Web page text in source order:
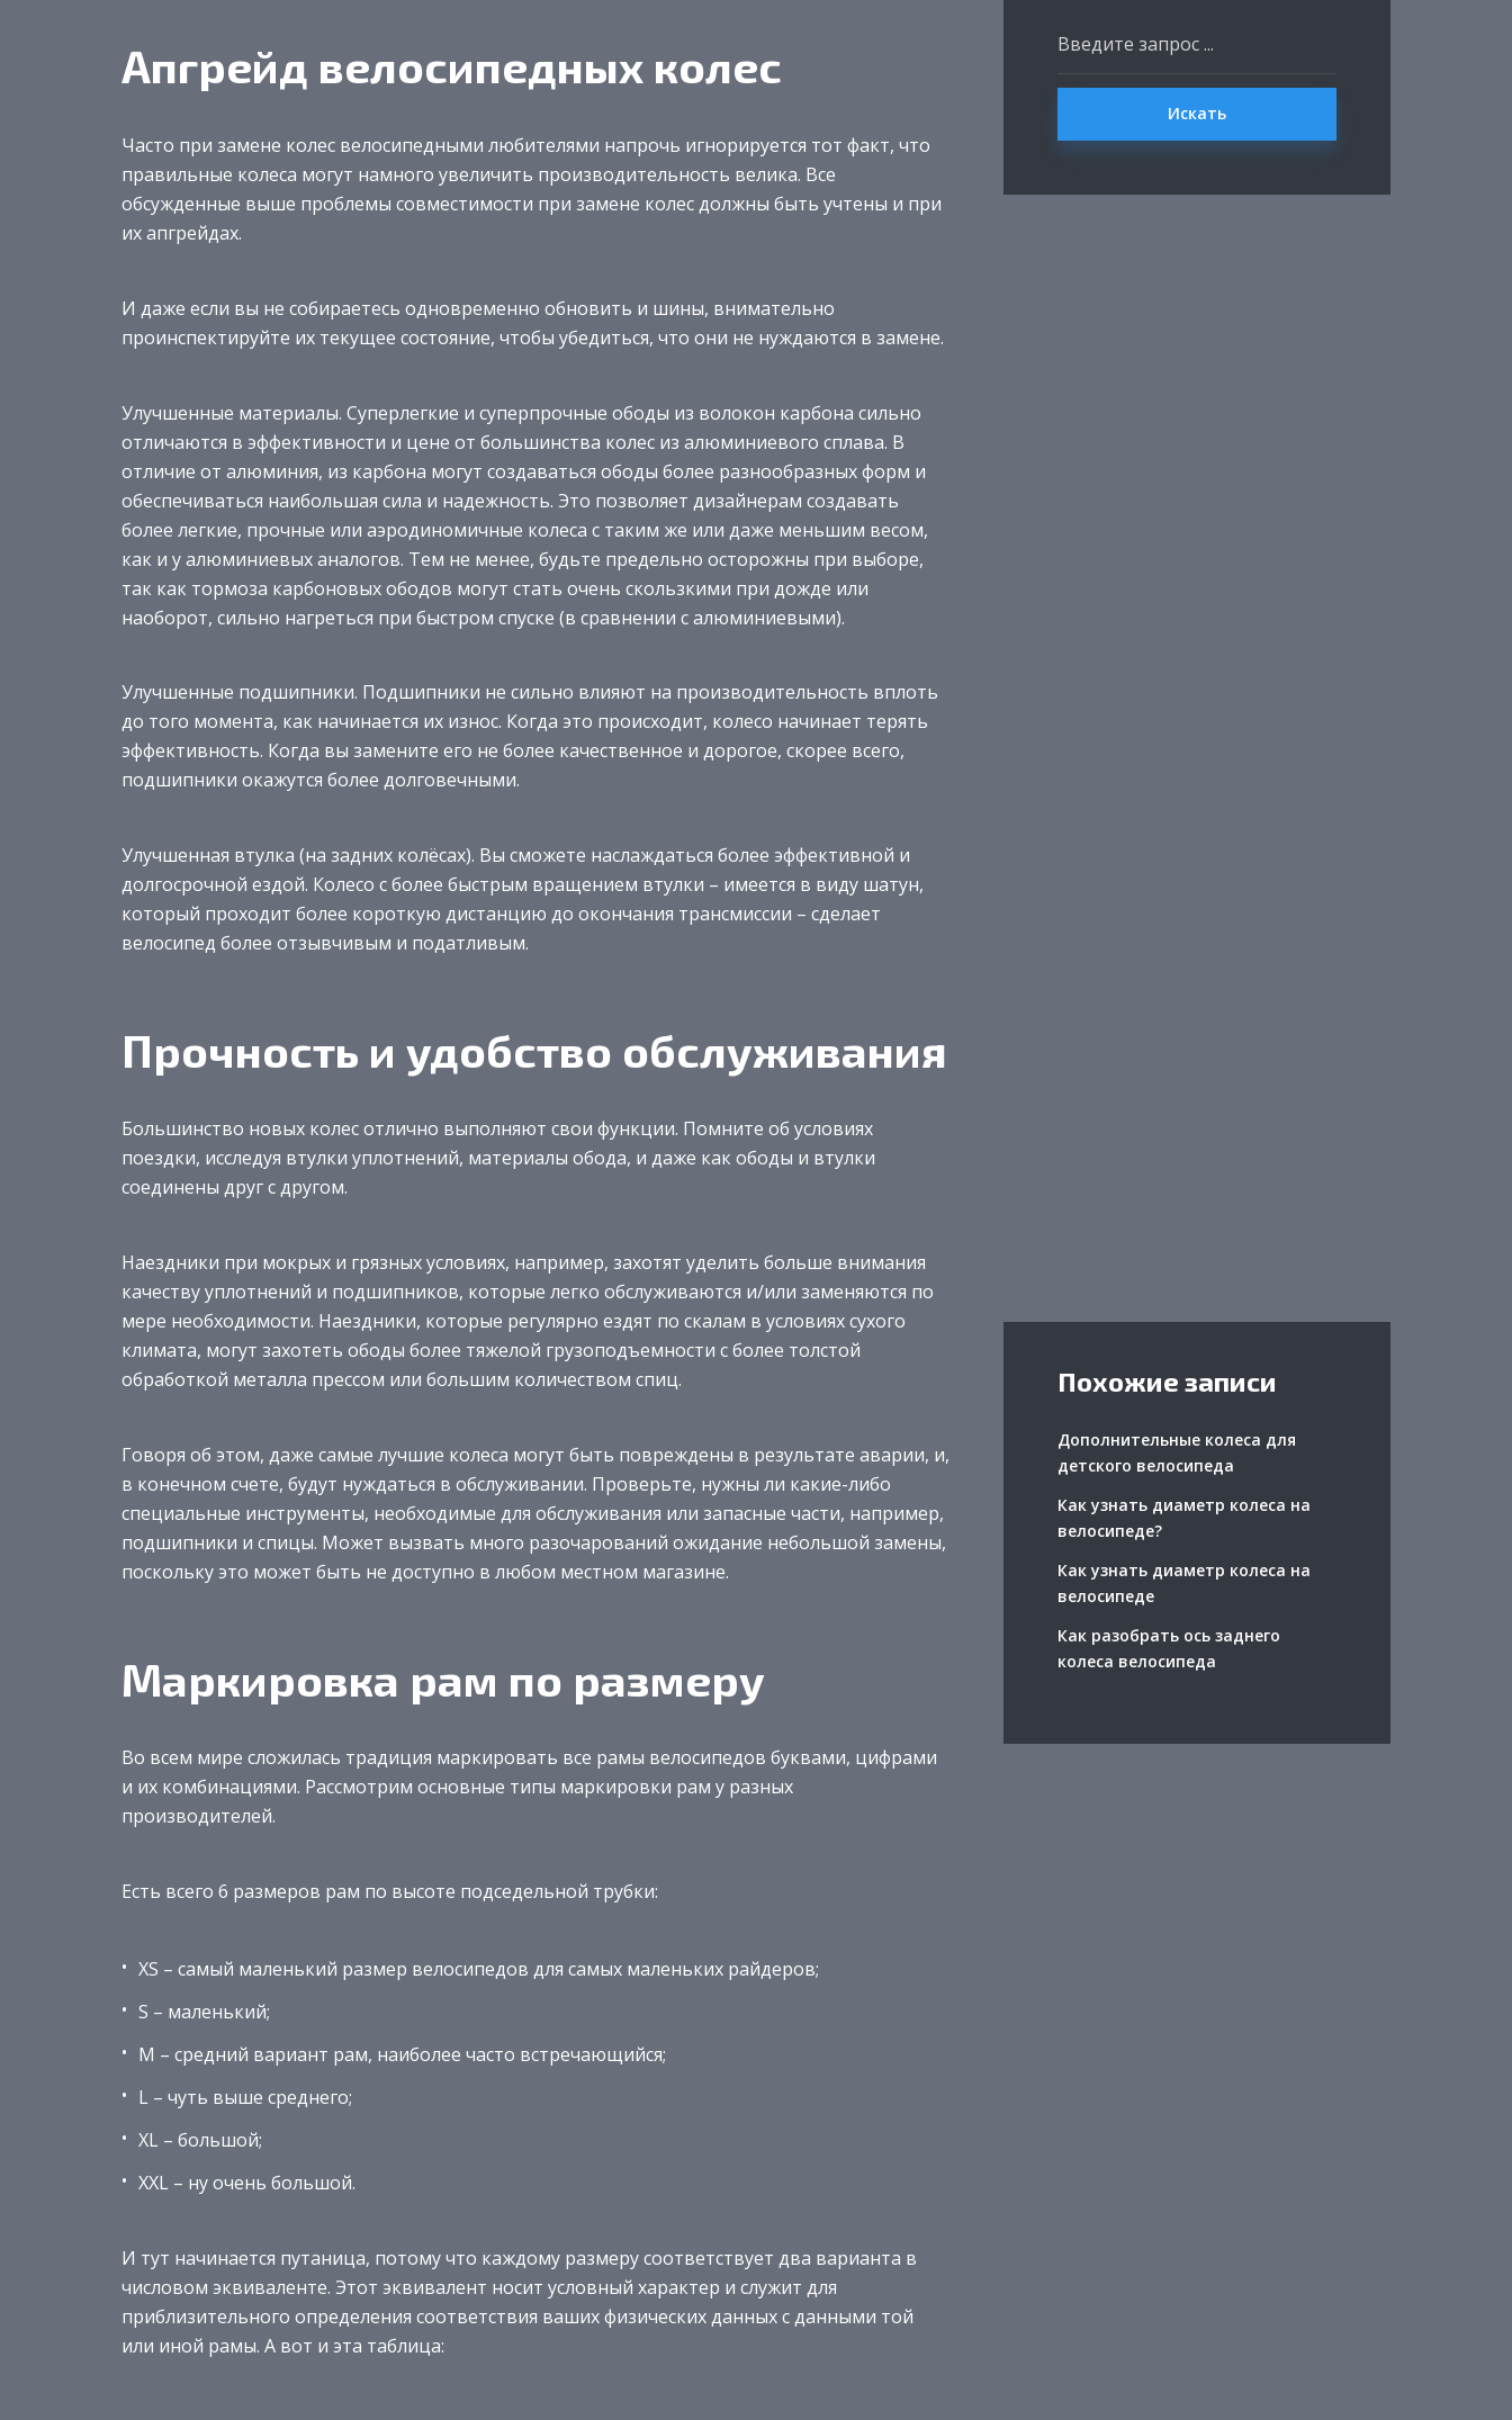
Апгрейд велосипедных колес
Часто при замене колес велосипедными любителями напрочь игнорируется тот факт, что
правильные колеса могут намного увеличить производительность велика. Все
обсужденные выше проблемы совместимости при замене колес должны быть учтены и при
их апгрейдах.
И даже если вы не собираетесь одновременно обновить и шины, внимательно
проинспектируйте их текущее состояние, чтобы убедиться, что они не нуждаются в замене.
Улучшенные материалы. Суперлегкие и суперпрочные ободы из волокон карбона сильно
отличаются в эффективности и цене от большинства колес из алюминиевого сплава. В
отличие от алюминия, из карбона могут создаваться ободы более разнообразных форм и
обеспечиваться наибольшая сила и надежность. Это позволяет дизайнерам создавать
более легкие, прочные или аэродиномичные колеса с таким же или даже меньшим весом,
как и у алюминиевых аналогов. Тем не менее, будьте предельно осторожны при выборе,
так как тормоза карбоновых ободов могут стать очень скользкими при дожде или
наоборот, сильно нагреться при быстром спуске (в сравнении с алюминиевыми).
Улучшенные подшипники. Подшипники не сильно влияют на производительность вплоть
до того момента, как начинается их износ. Когда это происходит, колесо начинает терять
эффективность. Когда вы замените его не более качественное и дорогое, скорее всего,
подшипники окажутся более долговечными.
Улучшенная втулка (на задних колёсах). Вы сможете наслаждаться более эффективной и
долгосрочной ездой. Колесо с более быстрым вращением втулки – имеется в виду шатун,
который проходит более короткую дистанцию до окончания трансмиссии – сделает
велосипед более отзывчивым и податливым.
Прочность и удобство обслуживания
Большинство новых колес отлично выполняют свои функции. Помните об условиях
поездки, исследуя втулки уплотнений, материалы обода, и даже как ободы и втулки
соединены друг с другом.
Наездники при мокрых и грязных условиях, например, захотят уделить больше внимания
качеству уплотнений и подшипников, которые легко обслуживаются и/или заменяются по
мере необходимости. Наездники, которые регулярно ездят по скалам в условиях сухого
климата, могут захотеть ободы более тяжелой грузоподъемности с более толстой
обработкой металла прессом или большим количеством спиц.
Говоря об этом, даже самые лучшие колеса могут быть повреждены в результате аварии, и,
в конечном счете, будут нуждаться в обслуживании. Проверьте, нужны ли какие-либо
специальные инструменты, необходимые для обслуживания или запасные части, например,
подшипники и спицы. Может вызвать много разочарований ожидание небольшой замены,
поскольку это может быть не доступно в любом местном магазине.
Маркировка рам по размеру
Во всем мире сложилась традиция маркировать все рамы велосипедов буквами, цифрами
и их комбинациями. Рассмотрим основные типы маркировки рам у разных
производителей.
Есть всего 6 размеров рам по высоте подседельной трубки:
XS – самый маленький размер велосипедов для самых маленьких райдеров;
S – маленький;
M – средний вариант рам, наиболее часто встречающийся;
L – чуть выше среднего;
XL – большой;
XXL – ну очень большой.
И тут начинается путаница, потому что каждому размеру соответствует два варианта в
числовом эквиваленте. Этот эквивалент носит условный характер и служит для
приблизительного определения соответствия ваших физических данных с данными той
или иной рамы. А вот и эта таблица:
Искать
Похожие записи
Дополнительные колеса для
детского велосипеда
Как узнать диаметр колеса на
велосипеде?
Как узнать диаметр колеса на
велосипеде
Как разобрать ось заднего
колеса велосипеда